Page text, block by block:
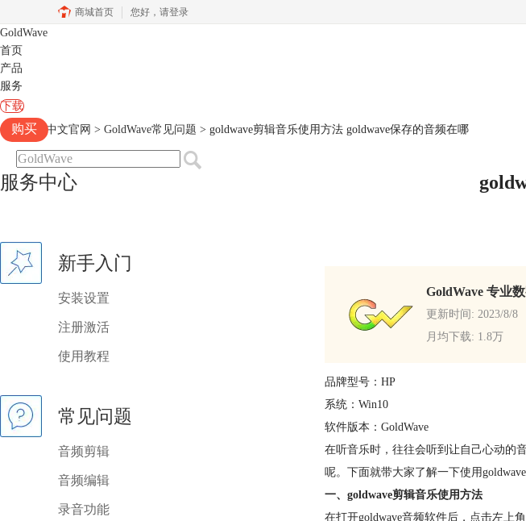
商城首页 您好， 请登录
GoldWave
首页
产品
服务
下载
购买
Goldwave中文官网 > GoldWave常见问题 > goldwave剪辑音乐使用方法 goldwave保存的音频在哪
服务中心
新手入门
安装设置
注册激活
使用教程
常见问题
音频剪辑
音频编辑
录音功能
GoldWave 专业
更新时间: 2023/8/8
月均下载: 1.8万
品牌型号：HP
系统：Win10
软件版本：GoldWave
在听音乐时，往往会听到让自己心动的
呢。下面就带大家了解一下使用
一、goldwave剪辑音乐使用方法
在打开goldwave音频软件后，点击左上角